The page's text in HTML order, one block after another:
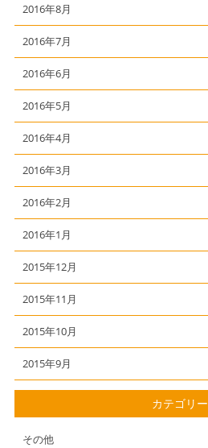
2016年8月
2016年7月
2016年6月
2016年5月
2016年4月
2016年3月
2016年2月
2016年1月
2015年12月
2015年11月
2015年10月
2015年9月
カテゴリー
その他